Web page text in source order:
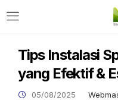
Tips Instalasi
yang Efektif &
05/08/2025